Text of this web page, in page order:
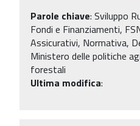
Parole chiave: Sviluppo
Fondi e Finanziamenti,
Assicurativi, Normativa,
Ministero delle politiche
forestali
Ultima modifica: